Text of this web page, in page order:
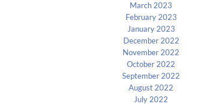
March 2023
February 2023
January 2023
December 2022
November 2022
October 2022
September 2022
August 2022
July 2022